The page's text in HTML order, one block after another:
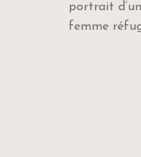
portrait
femme